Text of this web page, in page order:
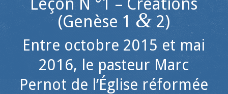
Leçon N °1 – Créations
(Genèse 1 &2)
Entre octobre 2015 et mai
2016, le pasteur Marc
Pernot de l’Église réformée